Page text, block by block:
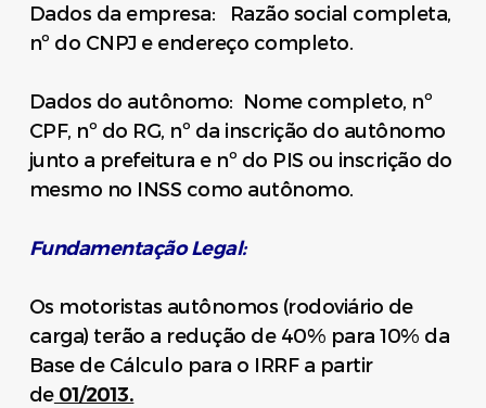
Dados da empresa: Razão social completa,
nº do CNPJ e endereço completo.
Dados do autônomo: Nome completo, nº
CPF, nº do RG, nº da inscrição do autônomo
junto a prefeitura e nº do PIS ou inscrição do
mesmo no INSS como autônomo.
Fundamentação Legal:
Os motoristas autônomos (rodoviário de
carga) terão a redução de 40% para 10% da
Base de Cálculo para o IRRF a partir
de01/2013.